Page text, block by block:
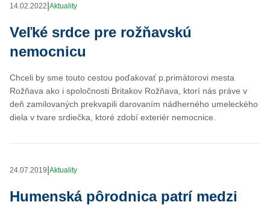
14.02.2022 Aktuality
Veľké srdce pre rožňavskú
nemocnicu
Chceli by sme touto cestou poďakovať p.primátorovi mesta
Rožňava ako i spoločnosti Britakov Rožňava, ktorí nás práve v
deň zamilovaných prekvapili darovaním nádherného umeleckého
diela v tvare srdiečka, ktoré zdobí exteriér nemocnice.
24.07.2019 Aktuality
Humenská pôrodnica patrí medzi